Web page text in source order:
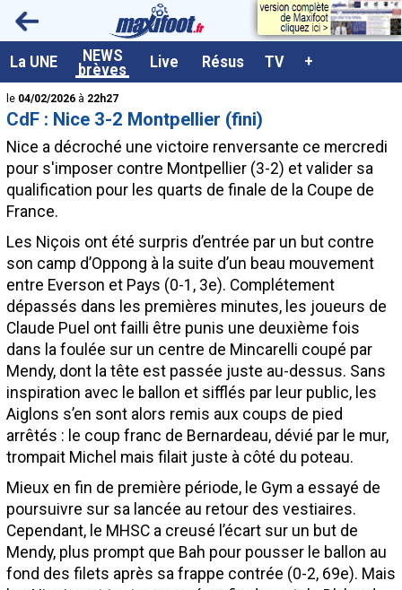
La UNE NEWS
brèves Live Résus TV +
<
le 04/02/2026 à 22h27
CdF : Nice 3-2 Montpellier (fini)
Nice a décroché une victoire renversante ce mercredi
pour s'imposer contre Montpellier (3-2) et valider sa
qualification pour les quarts de finale de la Coupe de
France.
Les Niçois ont été surpris d’entrée par un but contre
son camp d’Oppong à la suite d’un beau mouvement
entre Everson et Pays (0-1, 3e). Complétement
dépassés dans les premières minutes, les joueurs de
Claude Puel ont failli être punis une deuxième fois
dans la foulée sur un centre de Mincarelli coupé par
Mendy, dont la tête est passée juste au-dessus. Sans
inspiration avec le ballon et sifflés par leur public, les
Aiglons s’en sont alors remis aux coups de pied
arrêtés : le coup franc de Bernardeau, dévié par le mur,
trompait Michel mais filait juste à côté du poteau.
Mieux en fin de première période, le Gym a essayé de
poursuivre sur sa lancée au retour des vestiaires.
Cependant, le MHSC a creusé l’écart sur un but de
Mendy, plus prompt que Bah pour pousser le ballon au
fond des filets après sa frappe contrée (0-2, 69e). Mais
A la UNE
Dernières brèves
Live / Matchs en direct
Résultats et Classements
Class. buteurs européens
Vidéos
Sondages
Tableau transferts L1
Taille de la police
Paramètrages / Options
Contact / Signaler un bug
Recrutement Maxifoot
Mentions légales
site web Maxifoot.fr